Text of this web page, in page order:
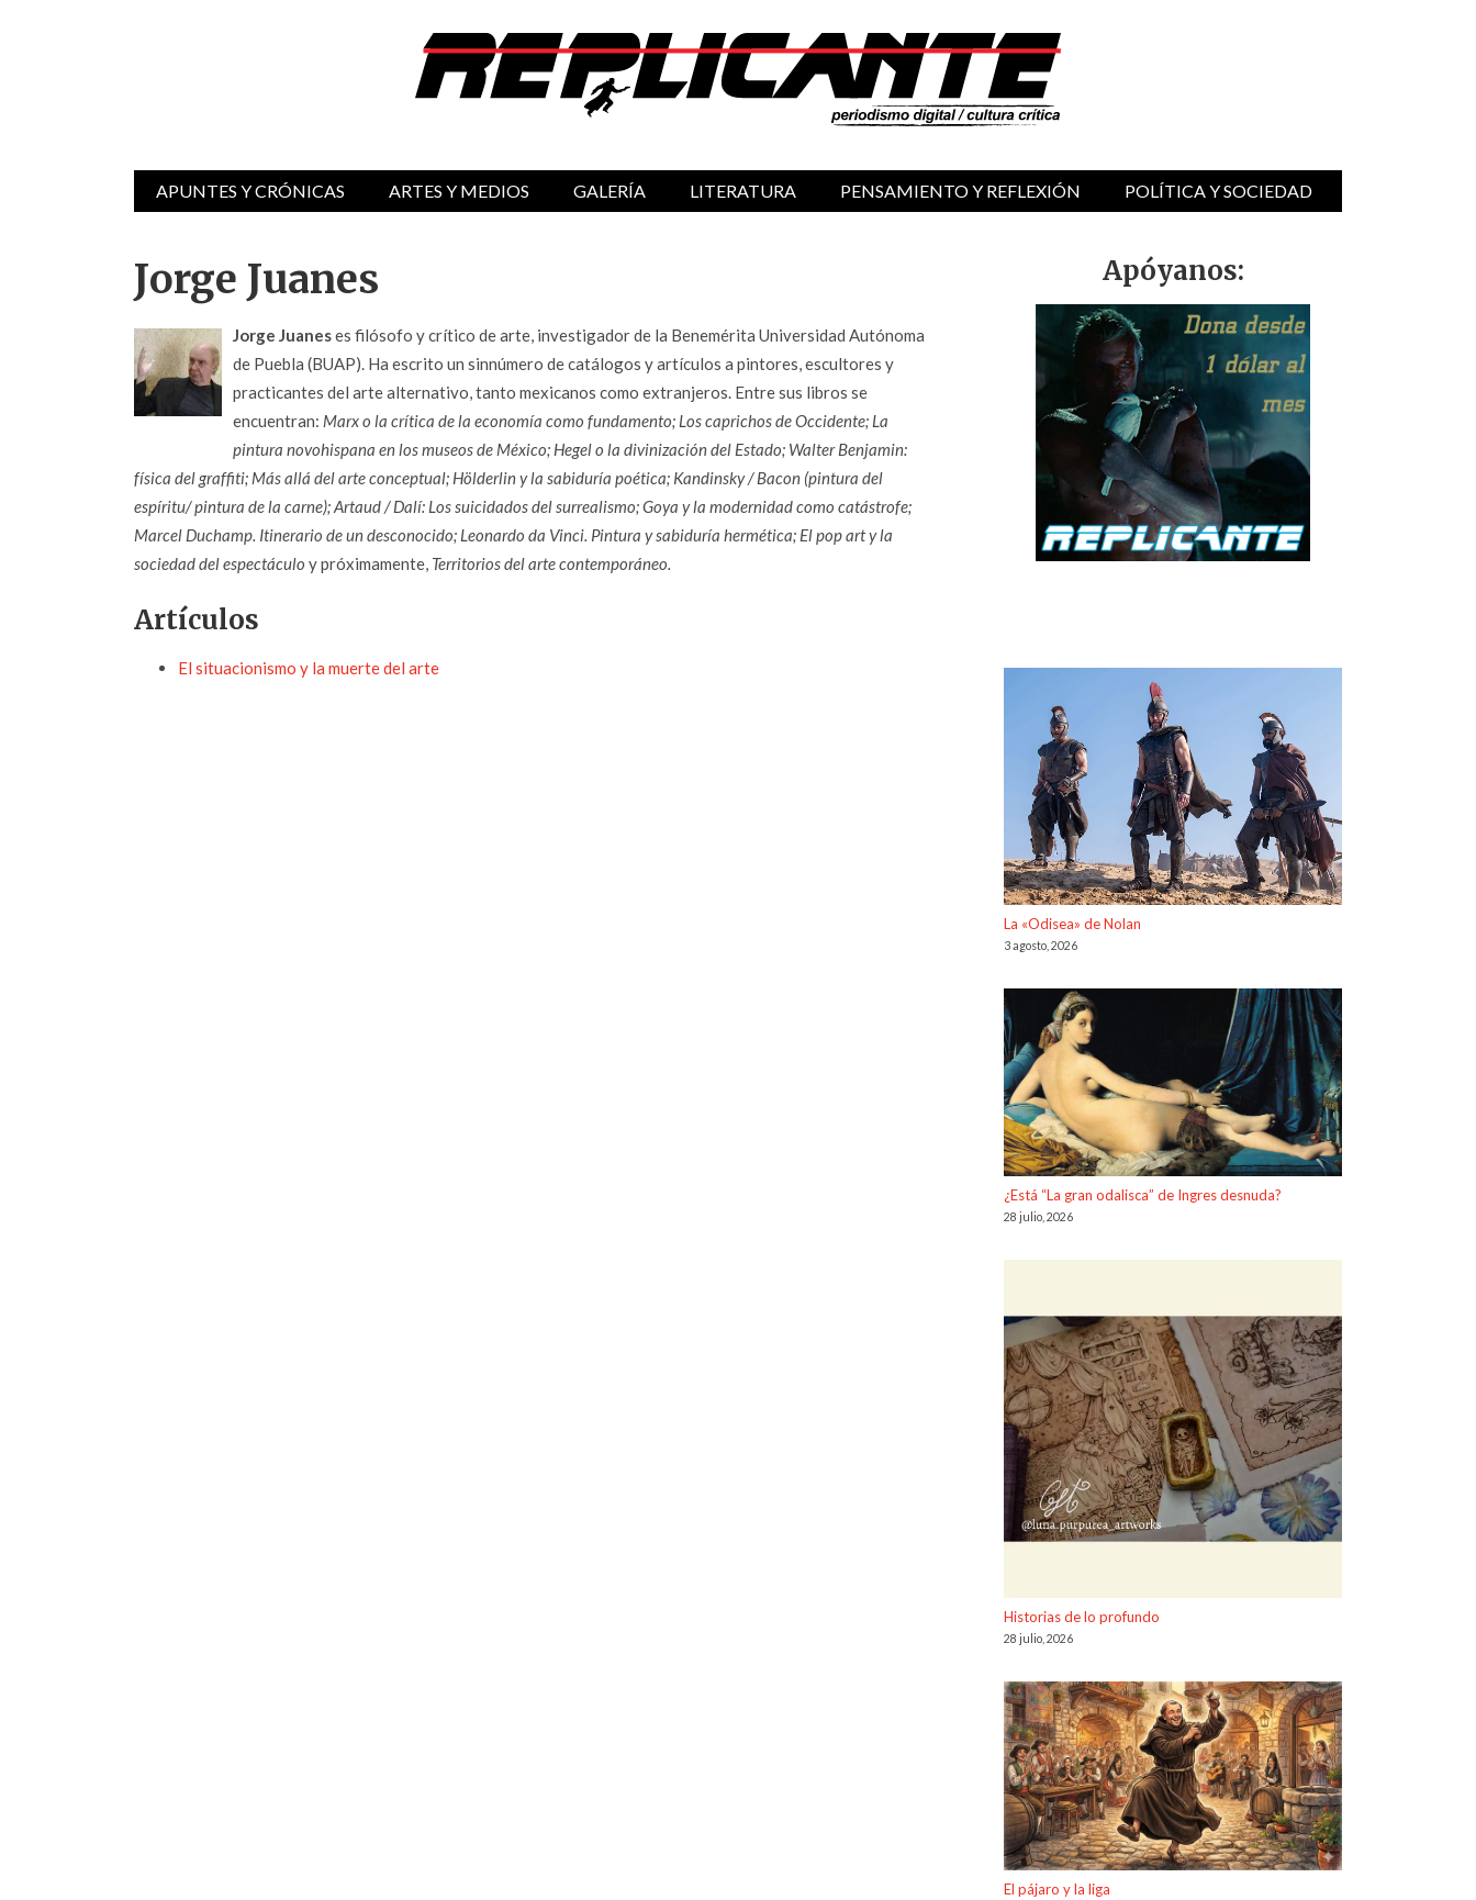
APUNTES Y CRÓNICAS ARTES Y MEDIOS GALERÍA LITERATURA PENSAMIENTO Y REFLEXIÓN POLÍTICA Y SOCIEDAD
Jorge Juanes
Jorge Juaneses filósofo y crítico de arte, investigador de la Benemérita Universidad Autónoma
de Puebla (BUAP). Ha escrito un sinnúmero de catálogos y artículos a pintores, escultores y
practicantes del arte alternativo, tanto mexicanos como extranjeros. Entre sus libros se
encuentran: Marx o la crítica de la economía como fundamento; Los caprichos de Occidente; La
pintura novohispana en los museos de México; Hegel o la divinización del Estado; Walter Benjamin:
física del graffiti; Más allá del arte conceptual; Hölderlin y la sabiduría poética; Kandinsky / Bacon (pintura del
espíritu/ pintura de la carne); Artaud / Dalí: Los suicidados del surrealismo; Goya y la modernidad como catástrofe;
Marcel Duchamp. Itinerario de un desconocido; Leonardo da Vinci. Pintura y sabiduría hermética; El pop art y la
sociedad del espectáculo y próximamente, Territorios del arte contemporáneo.
Artículos
El situacionismo y la muerte del arte
Apóyanos:
La «Odisea» de Nolan
3 agosto, 2026
¿Está “La gran odalisca” de Ingres desnuda?
28 julio, 2026
Historias de lo profundo
28 julio, 2026
El pájaro y la liga